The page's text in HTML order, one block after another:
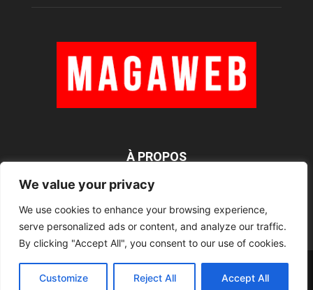
We value your privacy
We use cookies to enhance your browsing experience,
serve personalized ads or content, and analyze our traffic.
By clicking "Accept All", you consent to our use of cookies.
Customize Reject All Accept All
À PROPOS
SUIVEZ NOUS
Rédaction Contact RSS Mentions légales